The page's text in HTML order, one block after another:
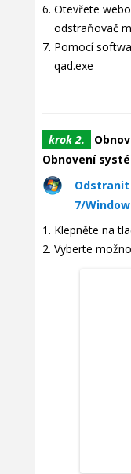
Otevřete
odstraňovač
Pomocí
qad.exe
krok 2.
Obnovení
Odstranit
7/
Klepněte na
Vyberte